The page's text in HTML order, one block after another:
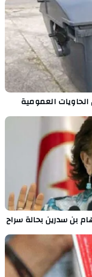
العمومية
بن سدرين بحالة سراح